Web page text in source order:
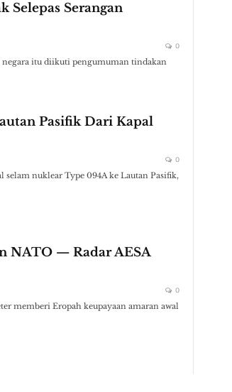
Serangan
0
negara itu diikuti pengumuman tindakan
Pasifik Dari Kapal
0
nuklear Type 094A ke Lautan Pasifik,
NATO — Radar AESA
0
memberi Eropah keupayaan amaran awal